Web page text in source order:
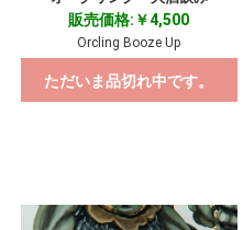
販売価格:￥4,500
Orcling Booze Up
ただいま品切れ中です。